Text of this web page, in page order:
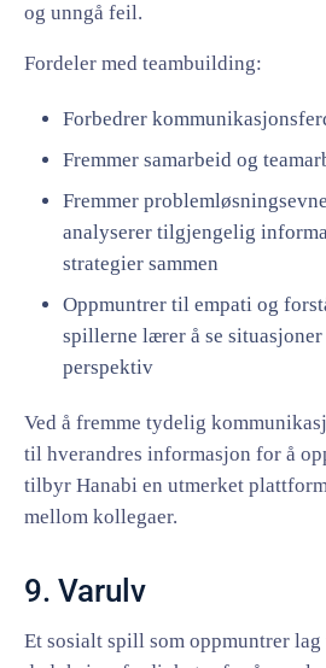
og unngå feil.
Fordeler med teambuilding:
Forbedrer
Fremmer samarbeid og
Fremmer
analyserer tilgjengelig
strategier sammen
Oppmuntrer til empati og
spillerne lærer å se
perspektiv
Ved å fremme tydelig
til hverandres informasjon for å
tilbyr Hanabi en utmerket
mellom kollegaer.
9. Varulv
Et sosialt spill som oppmuntrer